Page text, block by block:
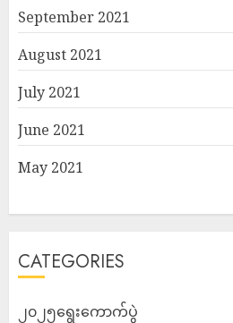
September 2021
August 2021
July 2021
June 2021
May 2021
CATEGORIES
၂၀၂၅ရွေးကောက်ပွဲ